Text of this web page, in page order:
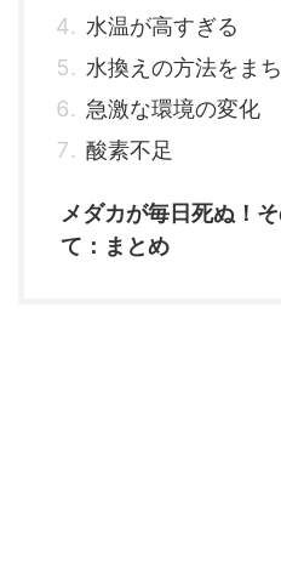
水温が高すぎる
水換えの方法をま
急激な環境の変化
酸素不足
メダカが毎日死ぬ！
て：まとめ